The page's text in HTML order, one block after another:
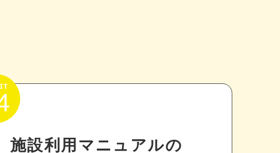
施設利用マニュアルの